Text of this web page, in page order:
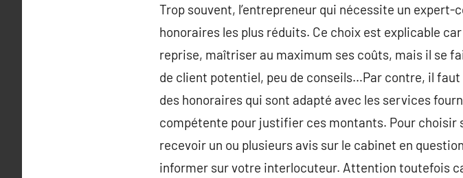
Trop souvent, l’entrepreneur qui nécessite un
honoraires les plus réduits. Ce choix est explicable
reprise, maîtriser au maximum ses coûts, mais il se
de client potentiel, peu de conseils…Par contre, il
des honoraires qui sont adapté avec les services
compétente pour justifier ces montants. Pour choisir
recevoir un ou plusieurs avis sur le cabinet en
informer sur votre interlocuteur. Attention toutefois